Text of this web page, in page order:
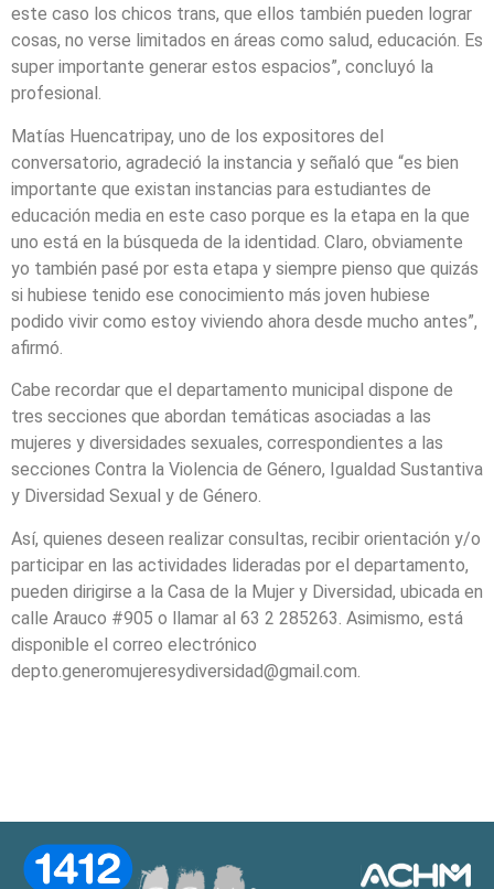
este caso los chicos trans, que ellos también pueden lograr
cosas, no verse limitados en áreas como salud, educación. Es
super importante generar estos espacios”, concluyó la
profesional.
Matías Huencatripay, uno de los expositores del
conversatorio, agradeció la instancia y señaló que “es bien
importante que existan instancias para estudiantes de
educación media en este caso porque es la etapa en la que
uno está en la búsqueda de la identidad. Claro, obviamente
yo también pasé por esta etapa y siempre pienso que quizás
si hubiese tenido ese conocimiento más joven hubiese
podido vivir como estoy viviendo ahora desde mucho antes”,
afirmó.
Cabe recordar que el departamento municipal dispone de
tres secciones que abordan temáticas asociadas a las
mujeres y diversidades sexuales, correspondientes a las
secciones Contra la Violencia de Género, Igualdad Sustantiva
y Diversidad Sexual y de Género.
Así, quienes deseen realizar consultas, recibir orientación y/o
participar en las actividades lideradas por el departamento,
pueden dirigirse a la Casa de la Mujer y Diversidad, ubicada en
calle Arauco #905 o llamar al 63 2 285263. Asimismo, está
disponible el correo electrónico
depto.generomujeresydiversidad@gmail.com.